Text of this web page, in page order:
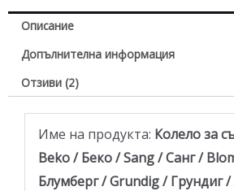
Описание
Допълнителна информация
Отзиви (2)
Име на продукта: Колело за
Beko / Беко / Sang / Санг /
Блумберг / Grundig / Грундиг